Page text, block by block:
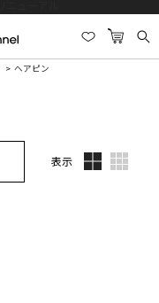
ヘアピン
表示